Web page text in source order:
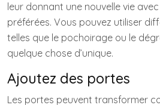
leur donnant une nouvelle vie
préférées. Vous pouvez utiliser
telles que le pochoirage ou le
quelque chose d’unique.
Ajoutez des portes
Les portes peuvent transformer